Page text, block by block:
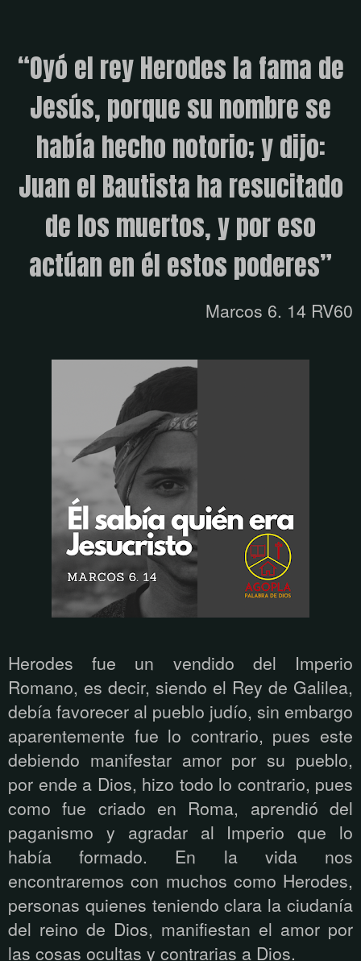
“Oyó el rey Herodes la fama de
Jesús, porque su nombre se
había hecho notorio; y dijo:
Juan el Bautista ha resucitado
de los muertos, y por eso
actúan en él estos poderes”
Marcos 6. 14 RV60
Herodes fue un vendido del Imperio
Romano, es decir, siendo el Rey de Galilea,
debía favorecer al pueblo judío, sin embargo
aparentemente fue lo contrario, pues este
debiendo manifestar amor por su pueblo,
por ende a Dios, hizo todo lo contrario, pues
como fue criado en Roma, aprendió del
paganismo y agradar al Imperio que lo
había formado. En la vida nos
encontraremos con muchos como Herodes,
personas quienes teniendo clara la ciudanía
del reino de Dios, manifiestan el amor por
las cosas ocultas y contrarias a Dios.